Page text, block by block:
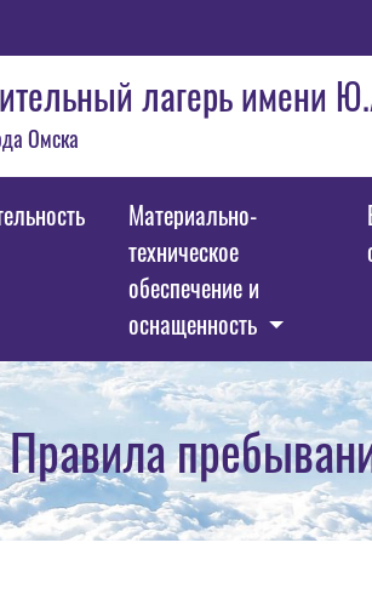
лагерь имени
Омска
Материально-
техническое
обеспечение и
оснащенность
Правила